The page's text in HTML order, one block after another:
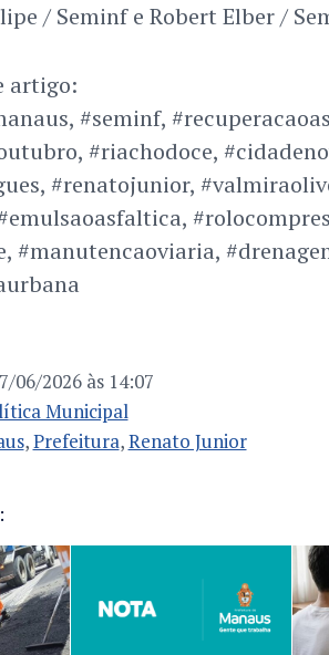
/ Seminf e Robert Elber /
artigo:
#seminf,
#riachodoce,
#renatojunior,
#manutencaoviaria,
06/2026 às 14:07
Municipal
,Prefeitura,Renato Junior